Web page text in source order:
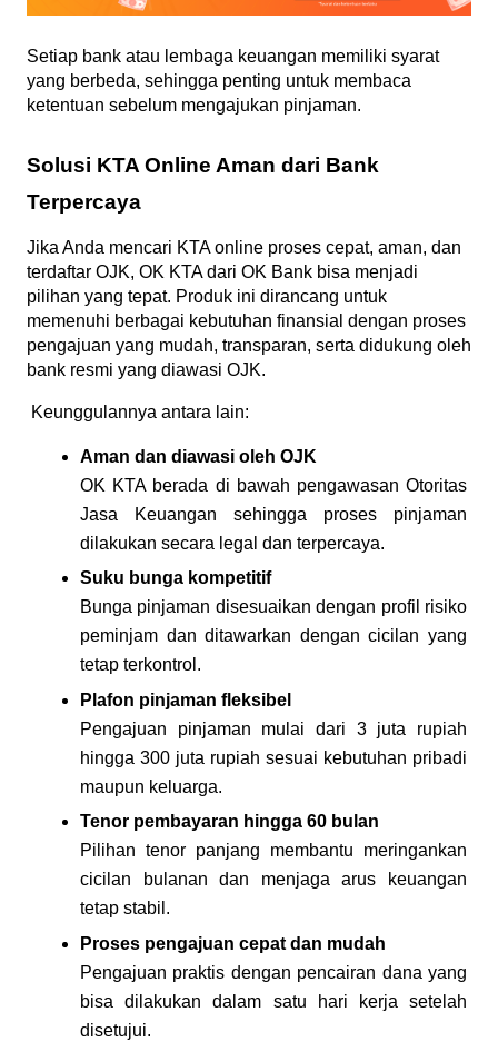
Setiap bank atau lembaga keuangan memiliki syarat
yang berbeda, sehingga penting untuk membaca
ketentuan sebelum mengajukan pinjaman.
Solusi KTA Online Aman dari Bank
Terpercaya
Jika Anda mencari KTA online proses cepat, aman, dan
terdaftar OJK, OK KTA dari OK Bank bisa menjadi
pilihan yang tepat. Produk ini dirancang untuk
memenuhi berbagai kebutuhan finansial dengan proses
pengajuan yang mudah, transparan, serta didukung oleh
bank resmi yang diawasi OJK.
Keunggulannya antara lain:
Aman dan diawasi oleh OJK
OK KTA berada di bawah pengawasan Otoritas
Jasa Keuangan sehingga proses pinjaman
dilakukan secara legal dan terpercaya.
Suku bunga kompetitif
Bunga pinjaman disesuaikan dengan profil risiko
peminjam dan ditawarkan dengan cicilan yang
tetap terkontrol.
Plafon pinjaman fleksibel
Pengajuan pinjaman mulai dari 3 juta rupiah
hingga 300 juta rupiah sesuai kebutuhan pribadi
maupun keluarga.
Tenor pembayaran hingga 60 bulan
Pilihan tenor panjang membantu meringankan
cicilan bulanan dan menjaga arus keuangan
tetap stabil.
Proses pengajuan cepat dan mudah
Pengajuan praktis dengan pencairan dana yang
bisa dilakukan dalam satu hari kerja setelah
disetujui.